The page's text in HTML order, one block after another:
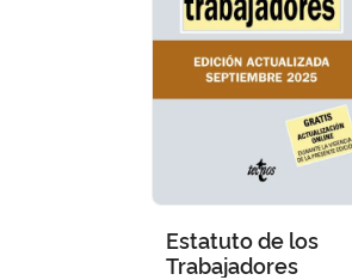
Estatuto de los
Trabajadores